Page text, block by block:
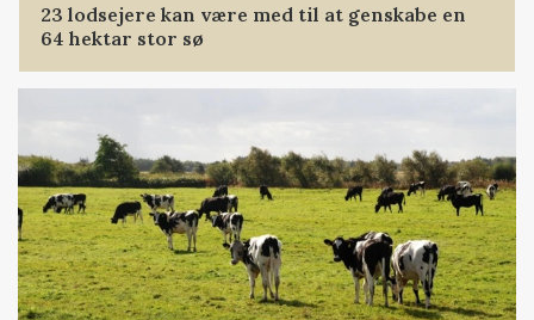
23 lodsejere kan være med til at genskabe en
64 hektar stor sø